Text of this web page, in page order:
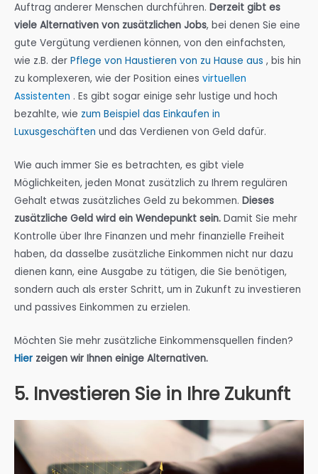
Auftrag anderer Menschen durchführen. Derzeit gibt es
viele Alternativen von zusätzlichen Jobs, bei denen Sie eine
gute Vergütung verdienen können, von den einfachsten,
wie z.B. der Pflege von Haustieren von zu Hause aus , bis hin
zu komplexeren, wie der Position eines virtuellen
Assistenten . Es gibt sogar einige sehr lustige und hoch
bezahlte, wie zum Beispiel das Einkaufen in
Luxusgeschäften und das Verdienen von Geld dafür.
Wie auch immer Sie es betrachten, es gibt viele
Möglichkeiten, jeden Monat zusätzlich zu Ihrem regulären
Gehalt etwas zusätzliches Geld zu bekommen. Dieses
zusätzliche Geld wird ein Wendepunkt sein. Damit Sie mehr
Kontrolle über Ihre Finanzen und mehr finanzielle Freiheit
haben, da dasselbe zusätzliche Einkommen nicht nur dazu
dienen kann, eine Ausgabe zu tätigen, die Sie benötigen,
sondern auch als erster Schritt, um in Zukunft zu investieren
und passives Einkommen zu erzielen.
Möchten Sie mehr zusätzliche Einkommensquellen finden?
Hier zeigen wir Ihnen einige Alternativen.
5. Investieren Sie in Ihre Zukunft